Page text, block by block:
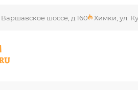
Варшавское шоссе, д.160 Химки, ул.